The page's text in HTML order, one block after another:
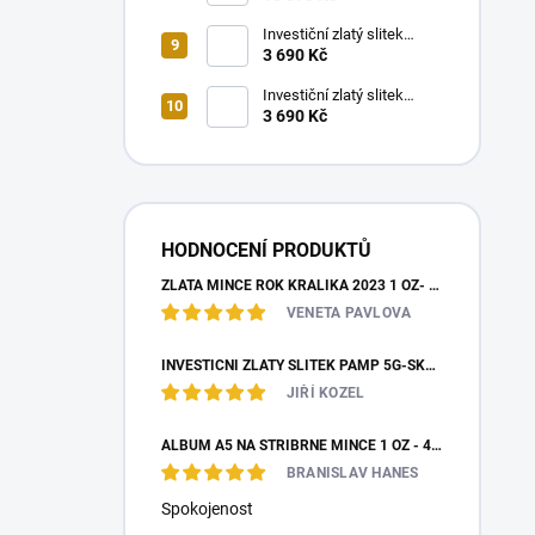
Investiční zlatý slitek
PAMP 0,5g- Znamení
3 690 Kč
Investiční zlatý slitek
PAMP 0,5g- Znamení štíra
3 690 Kč
HODNOCENÍ PRODUKTŮ
ZLATÁ MINCE ROK KRÁLÍKA 2023 1 OZ- LUNÁRNÍ SÉRIE III.
VENETA PAVLOVA
INVESTIČNÍ ZLATÝ SLITEK PAMP 5G-SKARABEUS PRO ŠTĚSTÍ
JIŘÍ KOZEL
ALBUM A5 NA STŘÍBRNÉ MINCE 1 OZ - 48 MINCÍ
BRANISLAV HANES
Spokojenost